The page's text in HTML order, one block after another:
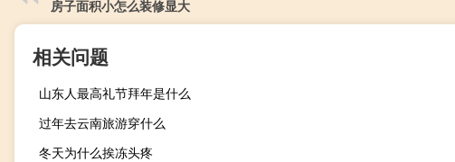
房子面积小怎么装修显大
相关问题
山东人最高礼节拜年是什么
过年去云南旅游穿什么
冬天为什么挨冻头疼